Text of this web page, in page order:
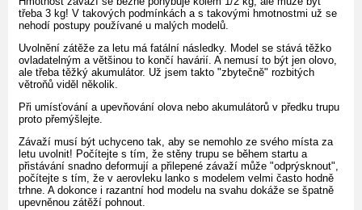
třeba 3 kg! V takových podmínkách a s takovými hmotnostmi už se
nehodí postupy používané u malých modelů.
Uvolnění zátěže za letu má fatální následky. Model se stává těžko
ovladatelným a většinou to končí havárií. A nemusí to být jen olovo,
ale třeba těžký akumulátor. Už jsem takto "zbytečně" rozbitých
větroňů viděl několik.
Při umísťování a upevňování olova nebo akumulátorů v předku trupu
proto přemýšlejte.
Závaží musí být uchyceno tak, aby se nemohlo ze svého místa za
letu uvolnit! Počítejte s tím, že stěny trupu se během startu a
přistávání snadno deformují a přilepené závaží může "odprýsknout",
počítejte s tím, že v aerovleku lanko s modelem velmi často hodně
trhne. A dokonce i razantní hod modelu na svahu dokáže se špatně
upevněnou zátěží pohnout.